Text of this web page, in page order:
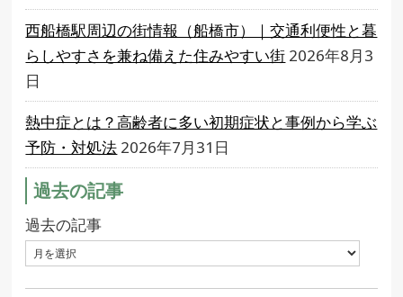
西船橋駅周辺の街情報（船橋市）｜交通利便性と暮
らしやすさを兼ね備えた住みやすい街 2026年8月3
日
熱中症とは？高齢者に多い初期症状と事例から学ぶ
予防・対処法 2026年7月31日
過去の記事
過去の記事